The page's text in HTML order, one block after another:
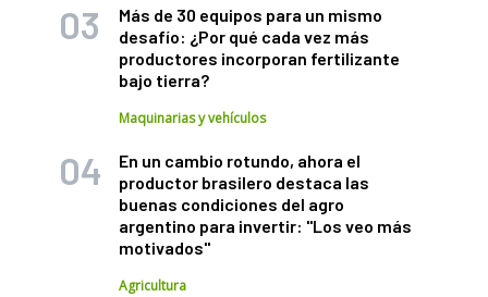
Más de 30 equipos para un mismo
desafío: ¿Por qué cada vez más
productores incorporan fertilizante
bajo tierra?
Maquinarias y vehículos
En un cambio rotundo, ahora el
productor brasilero destaca las
buenas condiciones del agro
argentino para invertir: "Los veo más
motivados"
Agricultura